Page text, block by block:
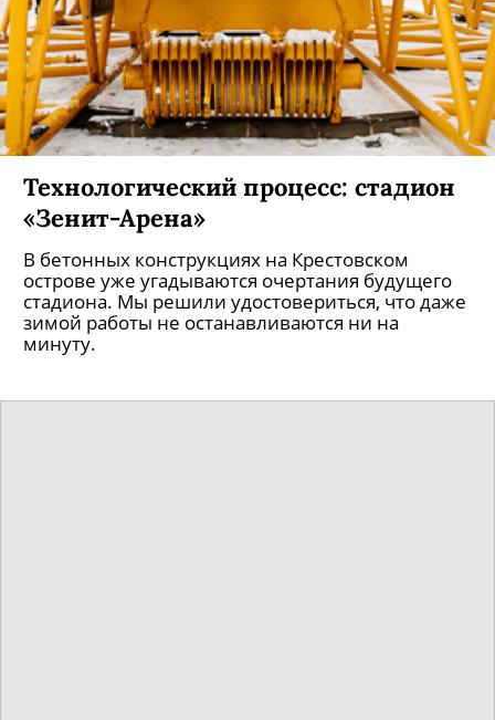
Технологический процесс: стадион
«Зенит-Арена»
В бетонных конструкциях на Крестовском
острове уже угадываются очертания будущего
стадиона. Мы решили удостовериться, что даже
зимой работы не останавливаются ни на
минуту.